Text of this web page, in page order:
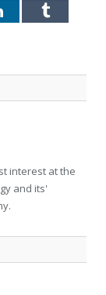
LinkedInTumblr
interest at the
and its'